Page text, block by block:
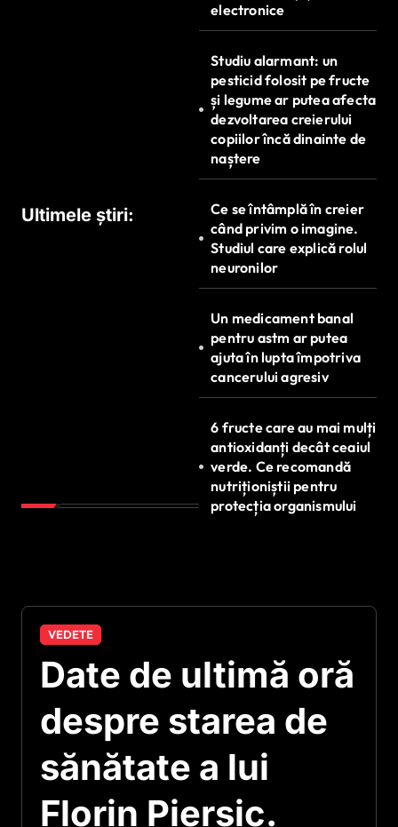
Ultimele știri:
electronice
Studiu alarmant: un
pesticid folosit pe fructe
și legume ar putea afecta
dezvoltarea creierului
copiilor încă dinainte de
naștere
Ce se întâmplă în creier
când privim o imagine.
Studiul care explică rolul
neuronilor
Un medicament banal
pentru astm ar putea
ajuta în lupta împotriva
cancerului agresiv
6 fructe care au mai mulți
antioxidanți decât ceaiul
verde. Ce recomandă
nutriționiștii pentru
protecția organismului
VEDETE
Date de ultimă oră
despre starea de
sănătate a lui
Florin Piersic.